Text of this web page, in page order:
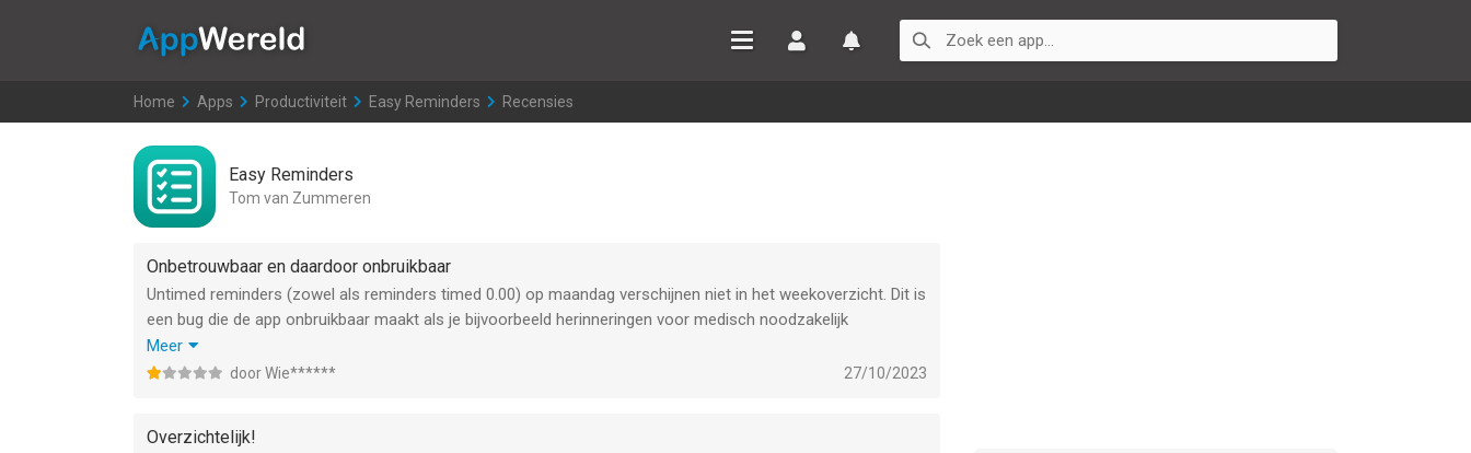
Home >
Apps >
Productiviteit >
Easy Reminders >
Recensies
Easy Reminders
Tom van Zummeren
Onbetrouwbaar en daardoor onbruikbaar
Untimed reminders (zowel als reminders timed 0.00) op maandag verschijnen niet in het weekoverzicht. Dit is
een bug die de app onbruikbaar maakt als je bijvoorbeeld herinneringen voor medisch noodzakelijk
handelingen (zoals eens in de twee dagen infuusset vervangen) in je lijst hebt staan. Als die herinnering op
maandag plaats moet vinden zie je die dus niet in het overzicht. Jammer, want het weekoverzicht is heel
Meer
door Wie****** 27/10/2023
Overzichtelijk!